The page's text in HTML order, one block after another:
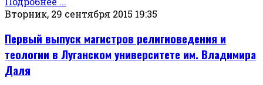
Вторник, 29 сентября 2015 19:35
Первый выпуск магистров религиоведения и
теологии в Луганском университете им. Владимира
Даля